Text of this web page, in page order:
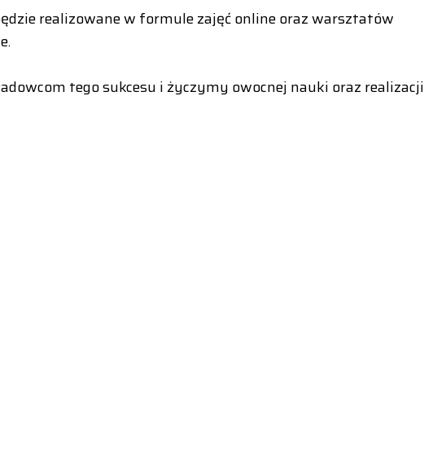
realizowane w formule zajęć online oraz warsztatów
tego sukcesu i życzymy owocnej nauki oraz realizacji